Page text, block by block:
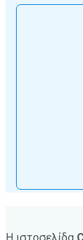
Η ιστοσελίδα